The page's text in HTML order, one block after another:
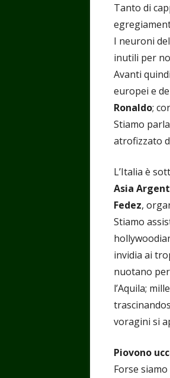
Tanto di
I neuroni
inutili per
Avanti
europei e
Ronaldo;
Stiamo
atrofizzato
L’Italia è
Asia
Fedez,
Stiamo
invidia ai
nuotano
l’Aquila;
voragini si
Piovono
Forse